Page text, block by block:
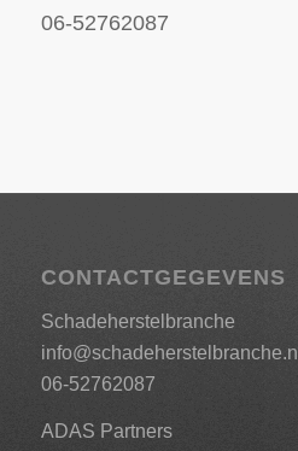
06-52762087
CONTACTGEGEVENS
Schadeherstelbranche
info@schadeherstelbranche.nl
06-52762087
ADAS Partners